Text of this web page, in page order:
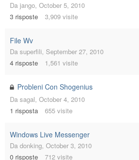
Da jango, October 5, 2010
3 risposte 3,909 visite
File Wv
Da superfili, September 27, 2010
4 risposte 1,561 visite
Probleni Con Shogenius
Da sagal, October 4, 2010
1 risposta 655 visite
Windows Live Messenger
Da donking, October 3, 2010
0 risposte 712 visite